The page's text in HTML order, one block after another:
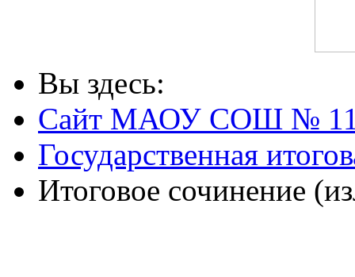
Вы здесь:
Сайт МАОУ СОШ №
Государственная
Итоговое сочинение